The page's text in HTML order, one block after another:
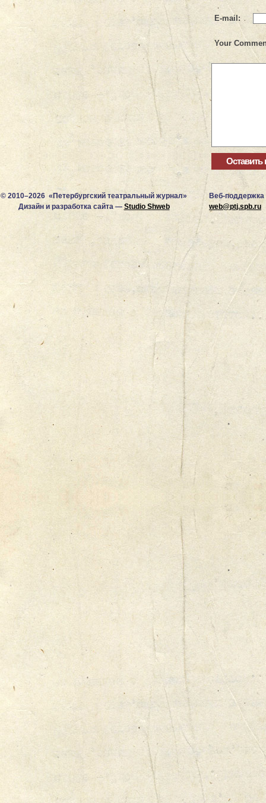
E-mail:
Your
© 2010–2026 «Петербургский театральный журнал»
Дизайн и разработка сайта — Studio Shweb
Веб-поддержка
web@ptj.spb.ru